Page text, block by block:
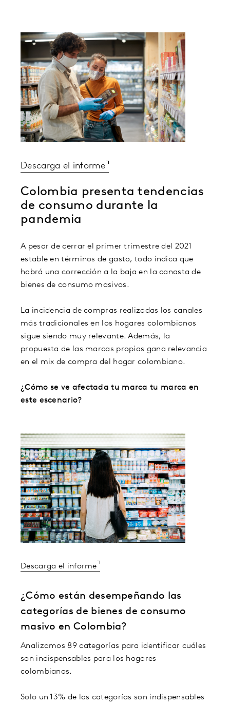
Descarga el informe
Colombia presenta tendencias
de consumo durante la
pandemia
A pesar de cerrar el primer trimestre del 2021
estable en términos de gasto, todo indica que
habrá una corrección a la baja en la canasta de
bienes de consumo masivos.
La incidencia de compras realizadas los canales
más tradicionales en los hogares colombianos
sigue siendo muy relevante. Además, la
propuesta de las marcas propias gana relevancia
en el mix de compra del hogar colombiano.
¿Cómo se ve afectada tu marca tu marca en
este escenario?
Descarga el informe
¿Cómo están desempeñando las
categorías de bienes de consumo
masivo en Colombia?
Analizamos 89 categorías para identificar cuáles
son indispensables para los hogares
colombianos.
Solo un 13% de las categorías son indispensables